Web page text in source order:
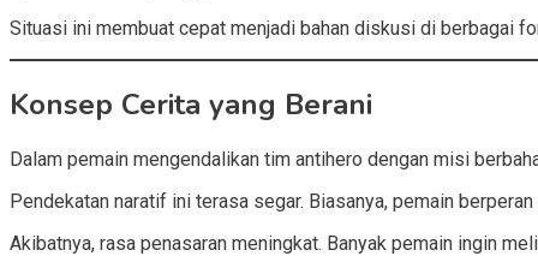
Situasi ini membuat cepat menjadi bahan diskusi di berbagai
Konsep Cerita yang Berani
Dalam pemain mengendalikan tim antihero dengan misi
Pendekatan naratif ini terasa segar. Biasanya, pemain
Akibatnya, rasa penasaran meningkat. Banyak pemain ingin